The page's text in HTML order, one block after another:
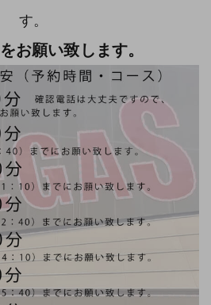
す。
お願い致します。